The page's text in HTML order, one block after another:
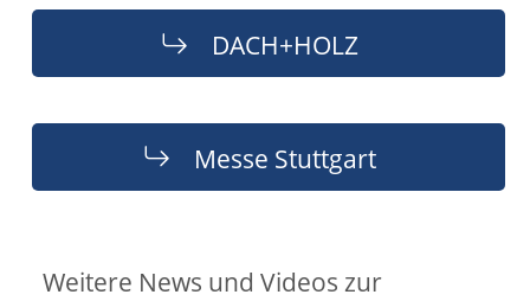
DACH+HOLZ
Messe Stuttgart
Weitere News und Videos zur